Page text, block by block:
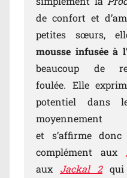
de confort et
petites sœurs,
mousse infusée à
beaucoup de
foulée. Elle
potentiel dans
et s’affirme
complément aux
aux Jackal 2qui